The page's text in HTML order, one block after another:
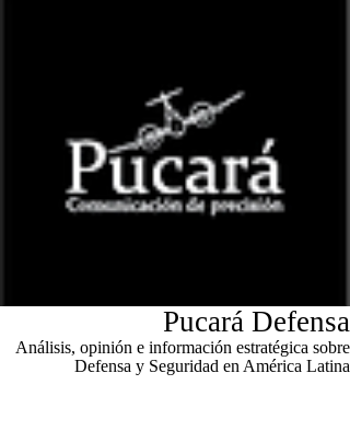
Pucará Defensa
Análisis, opinión e información estratégica sobre
Defensa y Seguridad en América Latina